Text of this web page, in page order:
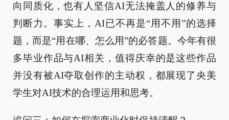
向同质化，也有人坚信AI无法掩盖人的修养与
判断力。事实上，AI已不再是“用不用”的选择
题，而是“用在哪、怎么用”的必答题。今年有很
多毕业作品与AI相关，值得庆幸的是这些作品
并没有被AI夺取创作的主动权，都展现了央美
学生对AI技术的合理运用和思考。